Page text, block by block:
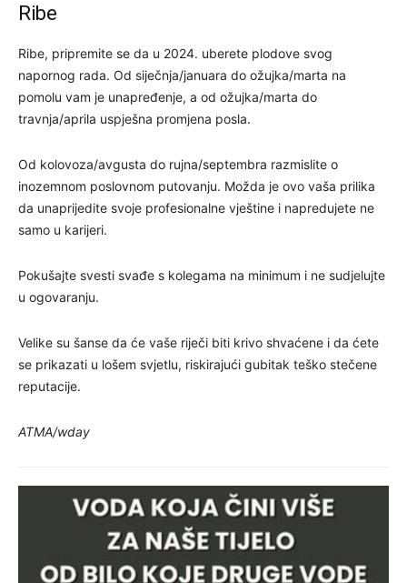
Ribe
Ribe, pripremite se da u 2024. uberete plodove svog
napornog rada. Od siječnja/januara do ožujka/marta na
pomolu vam je unapređenje, a od ožujka/marta do
travnja/aprila uspješna promjena posla.
Od kolovoza/avgusta do rujna/septembra razmislite o
inozemnom poslovnom putovanju. Možda je ovo vaša prilika
da unaprijedite svoje profesionalne vještine i napredujete ne
samo u karijeri.
Pokušajte svesti svađe s kolegama na minimum i ne sudjelujte
u ogovaranju.
Velike su šanse da će vaše riječi biti krivo shvaćene i da ćete
se prikazati u lošem svjetlu, riskirajući gubitak teško stečene
reputacije.
ATMA/wday